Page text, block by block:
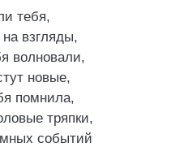
тебя,
взгляды,
волновали,
новые,
помнила,
тряпки,
событий